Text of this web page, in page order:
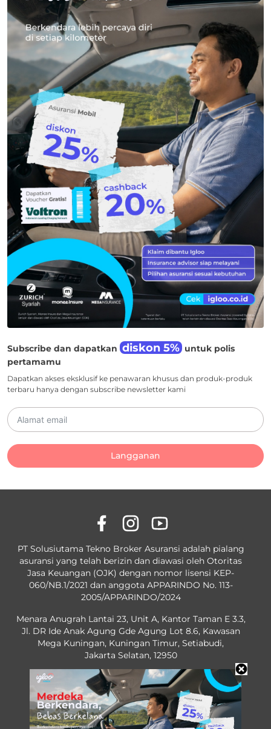
Subscribe dan dapatkan diskon 5% untuk polis
pertamamu
Dapatkan akses eksklusif ke penawaran khusus dan produk-produk
terbaru hanya dengan subscribe newsletter kami
Langganan
PT Solusiutama Tekno Broker Asuransi adalah pialang
asuransi yang telah berizin dan diawasi oleh Otoritas
Jasa Keuangan (OJK) dengan nomor lisensi KEP-
060/NB.1/2021 dan anggota APPARINDO No. 113-
2005/APPARINDO/2024
Menara Anugrah Lantai 23, Unit A, Kantor Taman E 3.3,
Jl. DR Ide Anak Agung Gde Agung Lot 8.6, Kawasan
Mega Kuningan, Kuningan Timur, Setiabudi,
Jakarta Selatan, 12950
OJK License No. KEP-60/NB.1/2021 No. 113-2005/APPARINDO/2024